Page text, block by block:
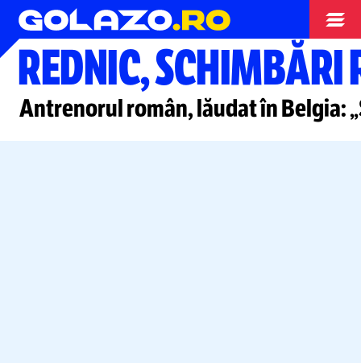
Campionate
REDNIC, SCHIMBĂRI
Antrenorul român, lăudat în Belgia: